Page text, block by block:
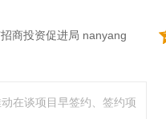
商投资促进局 nanyang
在谈项目早签约、签约项